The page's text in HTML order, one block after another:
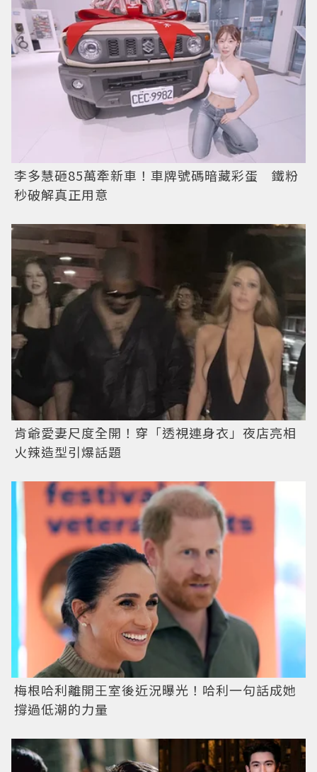
李多慧砸85萬牽新車！車牌號碼暗藏彩蛋 鐵粉
秒破解真正用意
肯爺愛妻尺度全開！穿「透視連身衣」夜店亮相
火辣造型引爆話題
梅根哈利離開王室後近況曝光！哈利一句話成她
撐過低潮的力量